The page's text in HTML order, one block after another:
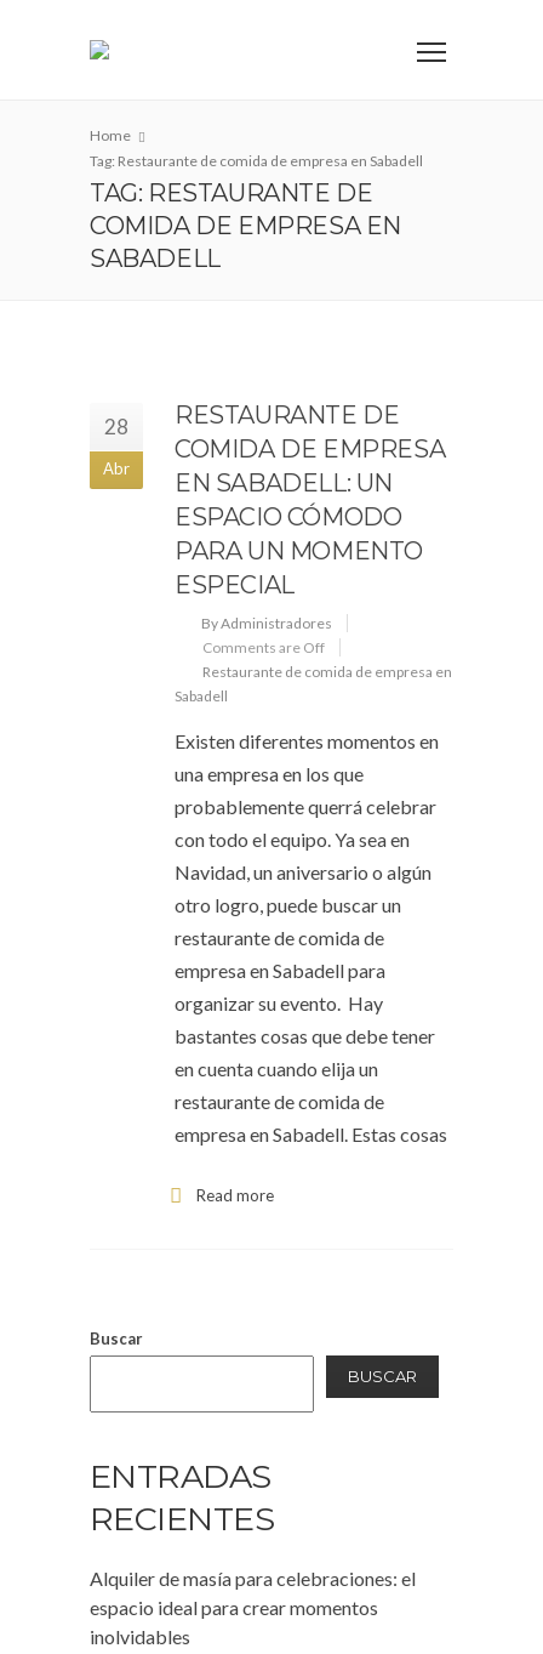
Home
Tag: Restaurante de comida de empresa en Sabadell
TAG: RESTAURANTE DE
COMIDA DE EMPRESA EN
SABADELL
28
Abr
RESTAURANTE DE
COMIDA DE EMPRESA
EN SABADELL: UN
ESPACIO CÓMODO
PARA UN MOMENTO
ESPECIAL
By Administradores
Comments are Off
Restaurante de comida de empresa en
Sabadell
Existen diferentes momentos en
una empresa en los que
probablemente querrá celebrar
con todo el equipo. Ya sea en
Navidad, un aniversario o algún
otro logro, puede buscar un
restaurante de comida de
empresa en Sabadell para
organizar su evento. Hay
bastantes cosas que debe tener
en cuenta cuando elija un
restaurante de comida de
empresa en Sabadell. Estas cosas
Read more
Buscar
BUSCAR
ENTRADAS
RECIENTES
Alquiler de masía para celebraciones: el
espacio ideal para crear momentos
inolvidables